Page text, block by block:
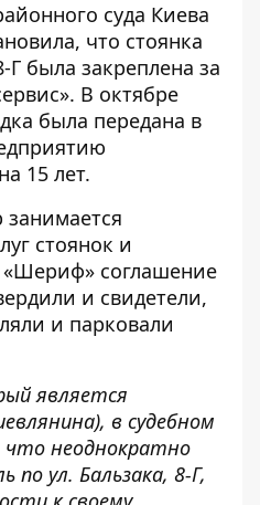
суда Киева
что стоянка
Г была закреплена за
В октябре
была передана в
15 лет.
занимается
стоянок и
соглашение
и свидетели,
и парковали
является
в судебном
что неоднократно
ул. Бальзака, 8-Г,